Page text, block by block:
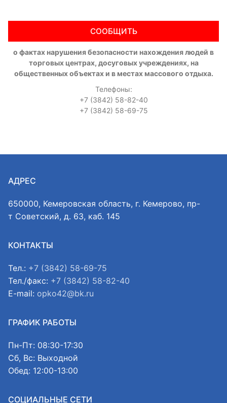
СООБЩИТЬ
о фактах нарушения безопасности нахождения людей в
торговых центрах, досуговых учреждениях, на
общественных объектах и в местах массового отдыха.
Телефоны:
+7 (3842) 58-82-40
+7 (3842) 58-69-75
АДРЕС
650000, Кемеровская область, г. Кемерово, пр-
т Советский, д. 63, каб. 145
КОНТАКТЫ
Тел.: +7 (3842) 58-69-75
Тел./факс: +7 (3842) 58-82-40
E-mail: opko42@bk.ru
ГРАФИК РАБОТЫ
Пн-Пт: 08:30-17:30
Сб, Вс: Выходной
Обед: 12:00-13:00
СОЦИАЛЬНЫЕ СЕТИ